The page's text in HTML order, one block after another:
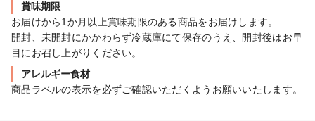
賞味期限
お届けから1か月以上賞味期限のある商品をお届けします。
開封、未開封にかかわらず冷蔵庫にて保存のうえ、開封後はお早
目にお召し上がりください。
アレルギー食材
商品ラベルの表示を必ずご確認いただくようお願いいたします。